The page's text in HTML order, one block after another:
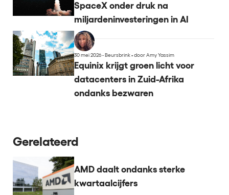
SpaceX onder druk na
miljardeninvesteringen in AI
30 mei 2026 - Beursbrink•door Amy Yassim
Equinix krijgt groen licht voor
datacenters in Zuid-Afrika
ondanks bezwaren
Gerelateerd
AMD daalt ondanks sterke
kwartaalcijfers